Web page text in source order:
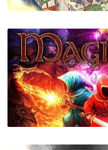
Elegant